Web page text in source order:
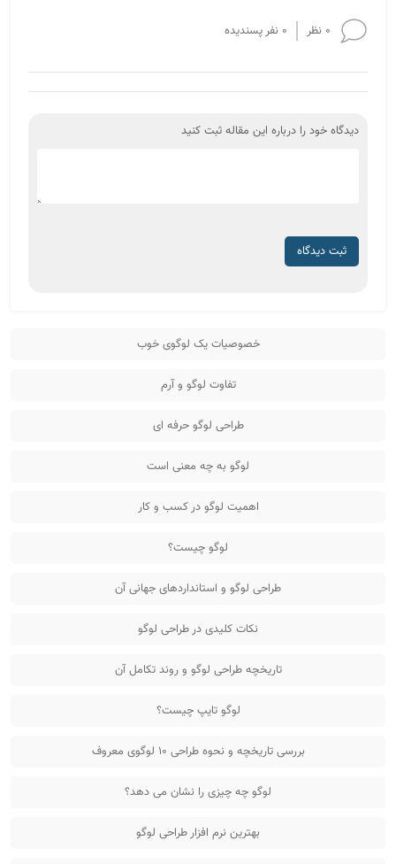
0 نظر 0 نفر پسندیده
دیدگاه خود را درباره این مقاله ثبت کنید
ثبت دیدگاه
خصوصیات یک لوگوی خوب
تفاوت لوگو و آرم
طراحی لوگو حرفه ای
لوگو به چه معنی است
اهمیت لوگو در کسب و کار
لوگو چیست؟
طراحی لوگو و استانداردهای جهانی آن
نکات کلیدی در طراحی لوگو
تاریخچه طراحی لوگو و روند تکامل آن
لوگو تایپ چیست؟
بررسی تاریخچه و نحوه طراحی 10 لوگوی معروف
لوگو چه چیزی را نشان می دهد؟
بهترین نرم افزار طراحی لوگو